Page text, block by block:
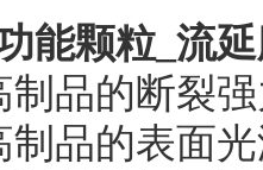
能颗粒 _流
制品的断裂
制品的表面